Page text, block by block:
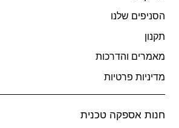
הסניפים שלנו
תקנון
מאמרים והדרכות
מדיניות פרטיות
חנות אספקה טכנית